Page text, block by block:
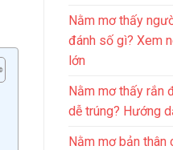
Nằm mơ thấy
đánh số gì? Xem
lớn
Nằm mơ thấy rắn
dễ trúng? Hướng
Nằm mơ bản thân